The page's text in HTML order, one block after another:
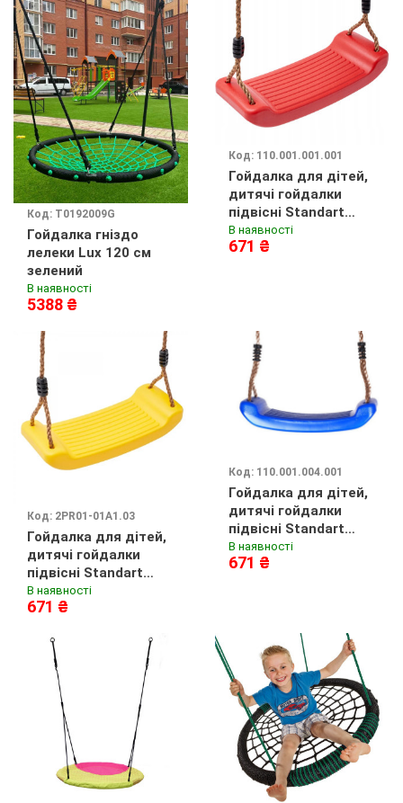
Код: T0192009G
Гойдалка гніздо
лелеки Lux 120 см
зелений
В наявності
5388 ₴
Код: 110.001.001.001
Гойдалка для дітей,
дитячі гойдалки
підвісні Standart
Червоний
В наявності
671 ₴
Код: 2PR01-01A1.03
Гойдалка для дітей,
дитячі гойдалки
підвісні Standart
Жовтий
В наявності
671 ₴
Код: 110.001.004.001
Гойдалка для дітей,
дитячі гойдалки
підвісні Standart
Синій
В наявності
671 ₴